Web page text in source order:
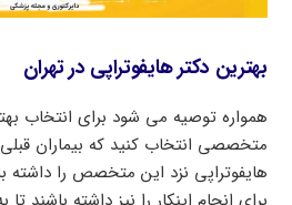
بهترین دکتر هایفوتراپی در تهران
همواره توصیه می شود برای انتخاب
متخصصی انتخاب کنید که بیماران
هایفوتراپی نزد این متخصص را داشته